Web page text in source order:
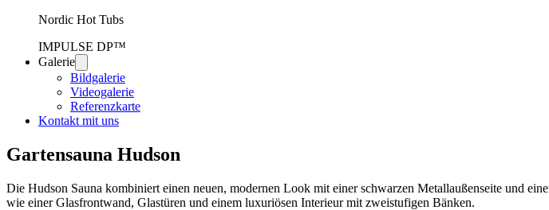
Nordic Hot Tubs
IMPULSE DP™
Galerie
Bildgalerie
Videogalerie
Referenzkarte
Kontakt mit uns
Gartensauna Hudson
Die Hudson Sauna kombiniert einen neuen, modernen Look mit einer schwarzen Metallaußenseite und
wie einer Glasfrontwand, Glastüren und einem luxuriösen Interieur mit zweistufigen Bänken.